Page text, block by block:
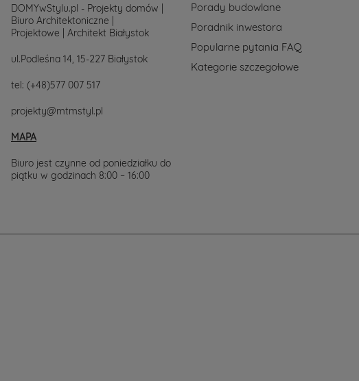
DOMYwStylu.pl - Projekty domów |
Biuro Architektoniczne |
Projektowe | Architekt Białystok
ul.Podleśna 14, 15-227 Białystok
tel: (+48)577 007 517
projekty@mtmstyl.pl
MAPA
Biuro jest czynne od poniedziałku do
piątku w godzinach 8:00 – 16:00
Porady budowlane
Poradnik inwestora
Popularne pytania FAQ
Kategorie szczegołowe